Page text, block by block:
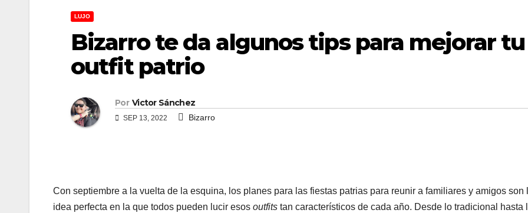
LUJO
Bizarro te da algunos tips para mejorar tu
outfit patrio
Por Victor Sánchez
SEP 13, 2022 Bizarro
Con septiembre a la vuelta de la esquina, los planes para las fiestas patrias para reunir a familiares y amigos son
idea perfecta en la que todos pueden lucir esos outfits tan característicos de cada año. Desde lo tradicional hasta